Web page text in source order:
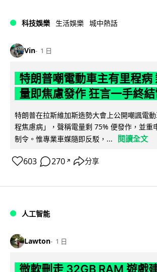
科技娛樂 生活娛樂 城中熱話
Vin 1 日
特朗普嘲電動車主有里程病
量即焦慮發作 狂言一手終
特朗普在拉斯維加斯造勢大會上公開嘲諷電
程焦慮病」，聲稱電量剩 75% 便發作，並重
制令。惟專業車媒隨即反駁，...
閱讀全文
603 270 ↗ 分享
人工智能
Lawton 1 日
微軟刪走 32GB RAM 遊戲